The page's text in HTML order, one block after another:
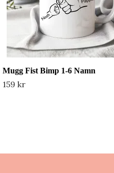
Mugg Fist Bimp 1-6 Namn
159 kr